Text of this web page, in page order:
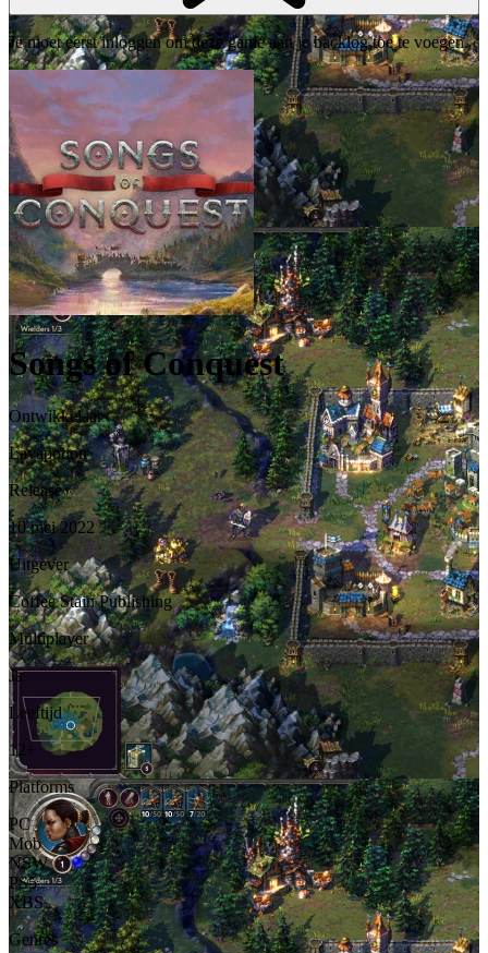
Je moet eerst inloggen om deze game aan je backlog toe te voegen.
Songs of Conquest
Ontwikkelaar
Lavapotion
Release
10 mei 2022
Uitgever
Coffee Stain Publishing
Multiplayer
Ja
Leeftijd
12+
Platforms
PC
Mob
NSW
PS5
XBS
Genres